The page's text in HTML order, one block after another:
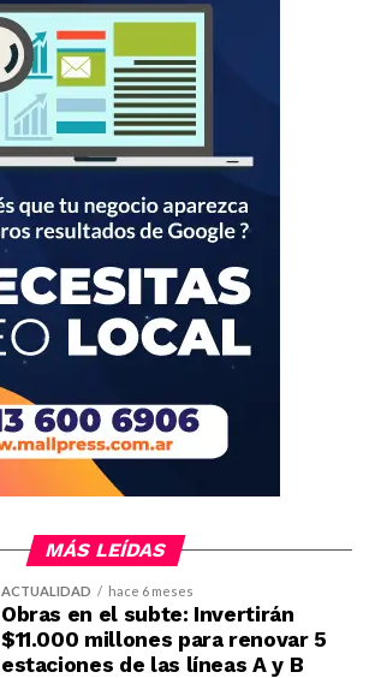
MÁS LEÍDAS
ACTUALIDAD hace 6 meses
Obras en el subte: Invertirán
$11.000 millones para renovar 5
estaciones de las líneas A y B